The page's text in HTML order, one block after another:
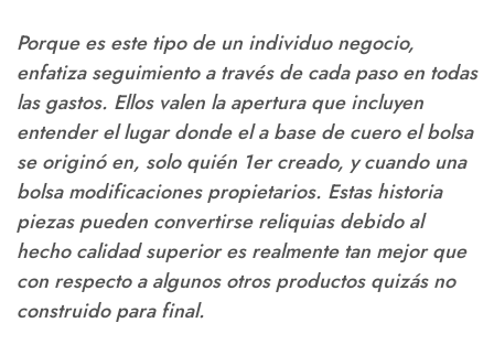
Porque es este tipo de un individuo negocio,
enfatiza seguimiento a través de cada paso en todas
las gastos. Ellos valen la apertura que incluyen
entender el lugar donde el a base de cuero el bolsa
se originó en, solo quién 1er creado, y cuando una
bolsa modificaciones propietarios. Estas historia
piezas pueden convertirse reliquias debido al
hecho calidad superior es realmente tan mejor que
con respecto a algunos otros productos quizás no
construido para final.